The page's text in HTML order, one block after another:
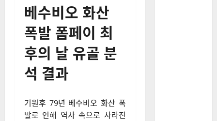
베수비오 화산
폭발 폼페이 최
후의 날 유골 분
석 결과
기원후 79년 베수비오 화산 폭
발로 인해 역사 속으로 사라진